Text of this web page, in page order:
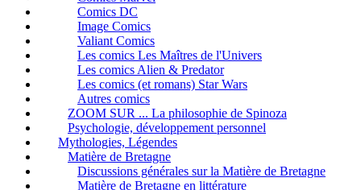
Comics DC
Image Comics
Valiant Comics
Les comics Les Maîtres de l'Univers
Les comics Alien & Predator
Les comics (et romans) Star Wars
Autres comics
ZOOM SUR ... La philosophie de Spinoza
Psychologie, développement personnel
Mythologies, Légendes
Matière de Bretagne
Discussions générales sur la Matière de Bretagne
Matière de Bretagne en littérature